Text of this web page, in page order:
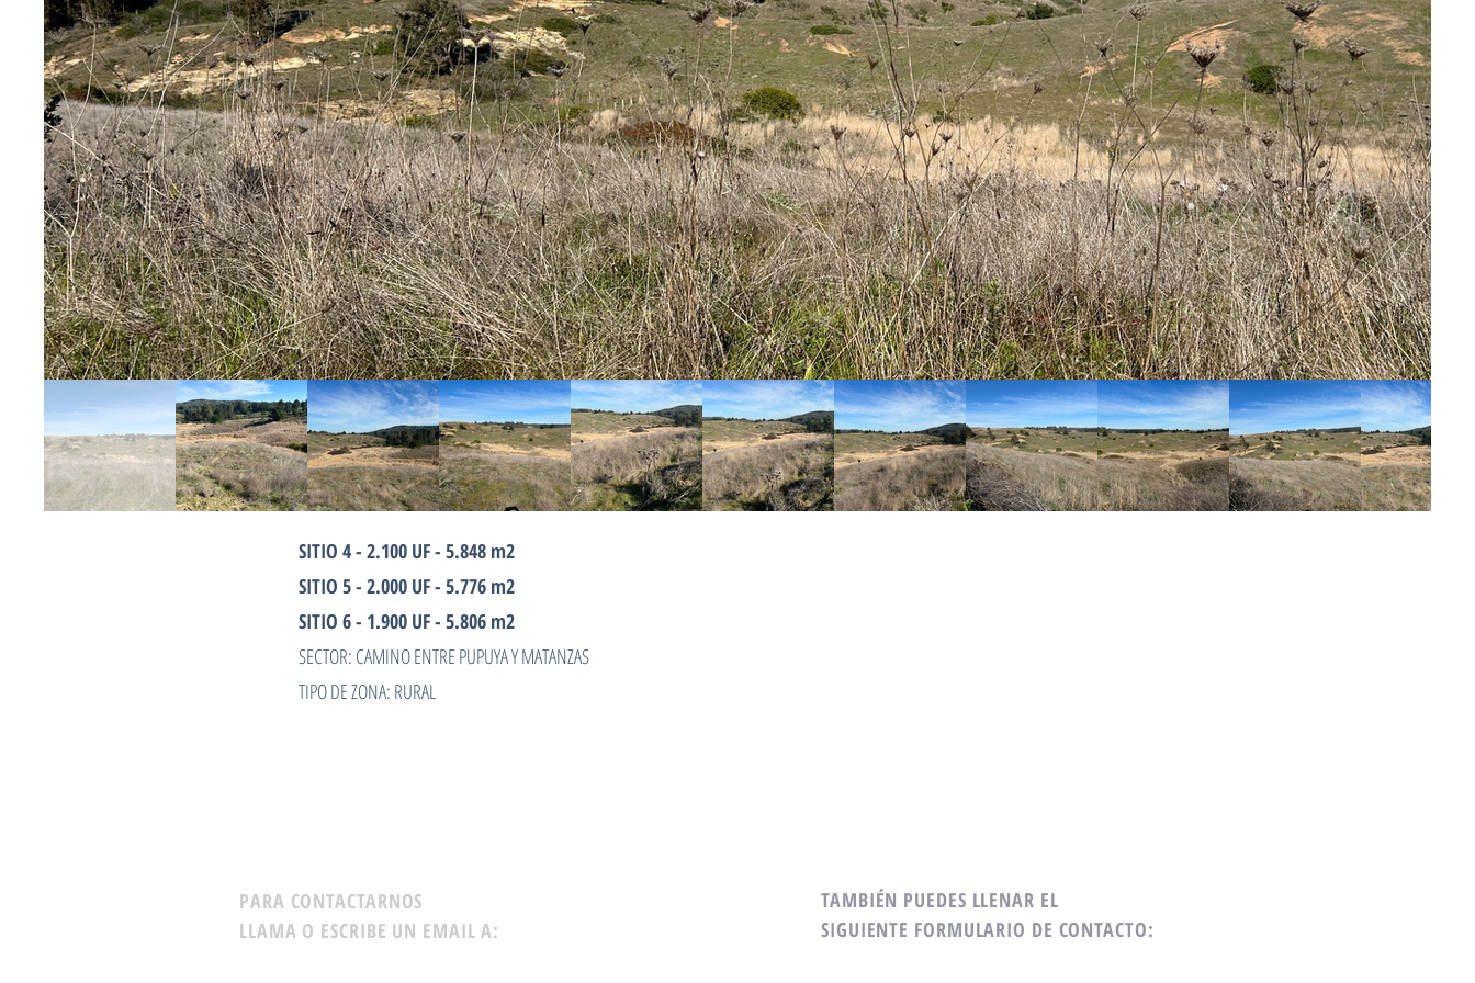
SITIO 4 - 2.100 UF - 5.848 m2
SITIO 5 - 2.000 UF - 5.776 m2
SITIO 6 - 1.900 UF - 5.806 m2
SECTOR: CAMINO ENTRE PUPUYA Y MATANZAS
TIPO DE ZONA: RURAL
PARA CONTACTARNOS
LLAMA O ESCRIBE UN EMAIL A:
TAMBIÉN PUEDES LLENAR EL
SIGUIENTE FORMULARIO DE CONTACTO: